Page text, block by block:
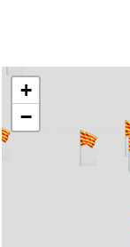
... carregant
+
−